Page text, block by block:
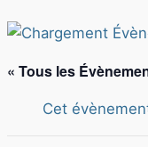
« Tous les
Cet